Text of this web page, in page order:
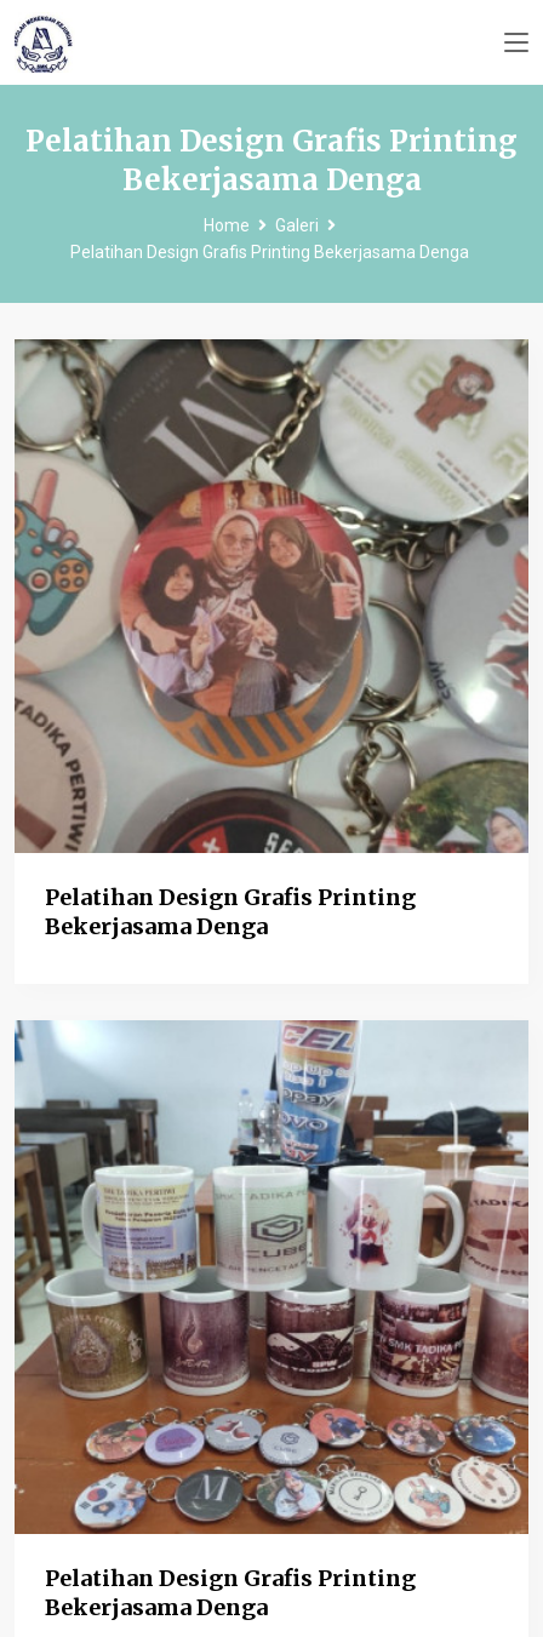
Pelatihan Design Grafis Printing
Bekerjasama Denga
Home
Galeri
Pelatihan Design Grafis Printing Bekerjasama Denga
Pelatihan Design Grafis Printing
Bekerjasama Denga
Pelatihan Design Grafis Printing
Bekerjasama Denga